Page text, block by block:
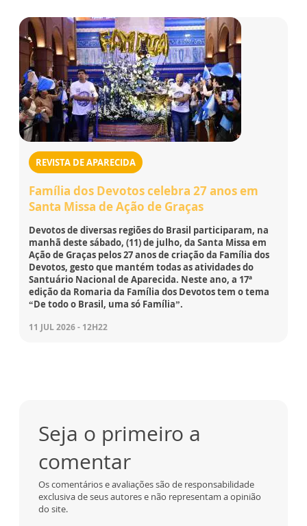
REVISTA DE APARECIDA
Família dos Devotos celebra 27 anos em
Santa Missa de Ação de Graças
Devotos de diversas regiões do Brasil participaram, na
manhã deste sábado, (11) de julho, da Santa Missa em
Ação de Graças pelos 27 anos de criação da Família dos
Devotos, gesto que mantém todas as atividades do
Santuário Nacional de Aparecida. Neste ano, a 17ª
edição da Romaria da Família dos Devotos tem o tema
“De todo o Brasil, uma só Família”.
11 JUL 2026 - 12H22
Seja o primeiro a
comentar
Os comentários e avaliações são de responsabilidade
exclusiva de seus autores e não representam a opinião
do site.